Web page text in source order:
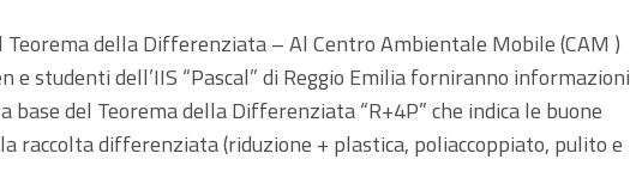
Teorema della Differenziata – Al Centro Ambientale Mobile (CAM )
e studenti dell’IIS “Pascal” di Reggio Emilia forniranno informazioni
base del Teorema della Differenziata “R+4P” che indica le buone
raccolta differenziata (riduzione + plastica, poliaccoppiato, pulito e